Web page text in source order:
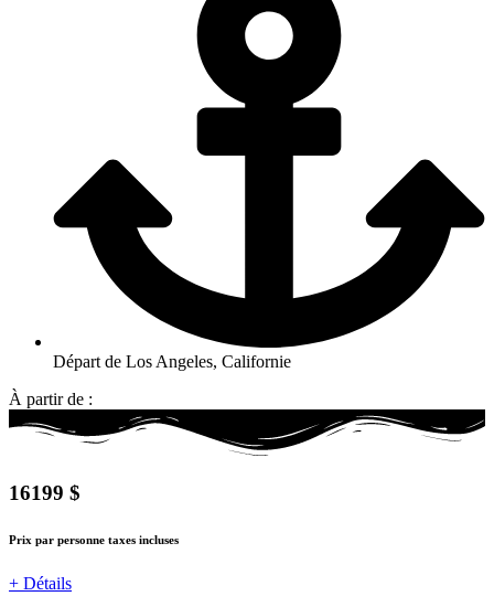
Départ de Los Angeles, Californie
À partir de :
16199 $
Prix par personne taxes incluses
+ Détails